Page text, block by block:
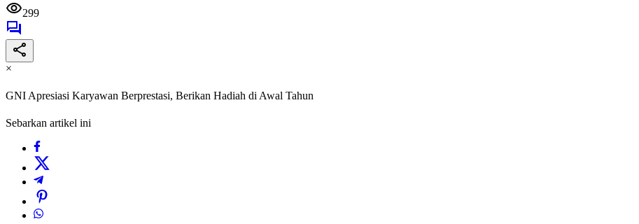
299
×
GNI Apresiasi Karyawan Berprestasi, Berikan Hadiah di Awal Tahun
Sebarkan artikel ini